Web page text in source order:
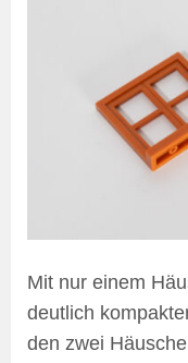
Mit nur einem
deutlich
den zwei